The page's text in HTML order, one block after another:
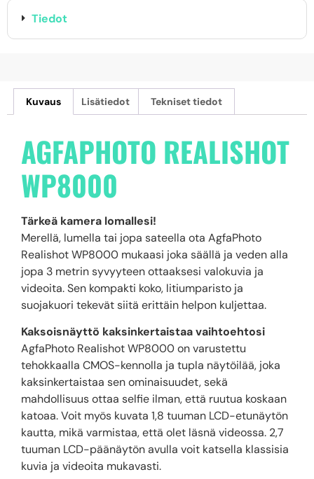
Tiedot
Kuvaus Lisätiedot Tekniset tiedot
AGFAPHOTO REALISHOT
WP8000
Tärkeä kamera lomallesi!
Merellä, lumella tai jopa sateella ota AgfaPhoto
Realishot WP8000 mukaasi joka säällä ja veden alla
jopa 3 metrin syvyyteen ottaaksesi valokuvia ja
videoita. Sen kompakti koko, litiumparisto ja
suojakuori tekevät siitä erittäin helpon kuljettaa.
Kaksoisnäyttö kaksinkertaistaa vaihtoehtosi
AgfaPhoto Realishot WP8000 on varustettu
tehokkaalla CMOS-kennolla ja tupla näytöilää, joka
kaksinkertaistaa sen ominaisuudet, sekä
mahdollisuus ottaa selfie ilman, että ruutua koskaan
katoaa. Voit myös kuvata 1,8 tuuman LCD-etunäytön
kautta, mikä varmistaa, että olet läsnä videossa. 2,7
tuuman LCD-päänäytön avulla voit katsella klassisia
kuvia ja videoita mukavasti.